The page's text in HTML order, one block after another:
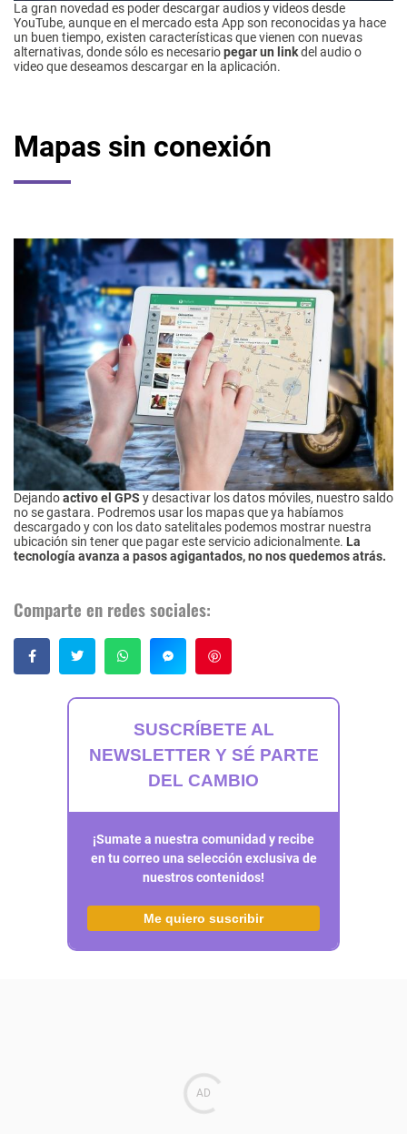
La gran novedad es poder descargar audios y videos desde
YouTube, aunque en el mercado esta App son reconocidas ya hace
un buen tiempo, existen características que vienen con nuevas
alternativas, donde sólo es necesariopegar un linkdel audio o
video que deseamos descargar en la aplicación.
Mapas sin conexión
Dejandoactivo el GPS y desactivar los datos móviles, nuestro saldo
no se gastara. Podremos usar los mapas que ya habíamos
descargado y con los dato satelitales podemos mostrar nuestra
ubicación sin tener que pagar este servicio adicionalmente. La
tecnología avanza a pasos agigantados, no nos quedemos atrás.
Comparte en redes sociales:
SUSCRÍBETE AL
NEWSLETTER Y SÉ PARTE
DEL CAMBIO
¡Sumate a nuestra comunidad y recibe
en tu correo una selección exclusiva de
nuestros contenidos!
Me quiero suscribir